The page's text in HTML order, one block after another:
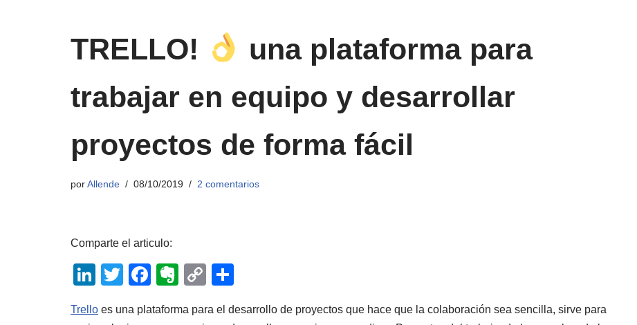
TRELLO!
una plataforma para
trabajar en equipo y desarrollar
proyectos de forma fácil
porAllende 08/10/2019 2 comentarios
Comparte el articulo:
Li
k
T
tt
F
c
E
er
C
p
m
Trello es una plataforma para el desarrollo de proyectos que hace que la colaboración sea sencilla, sirve para